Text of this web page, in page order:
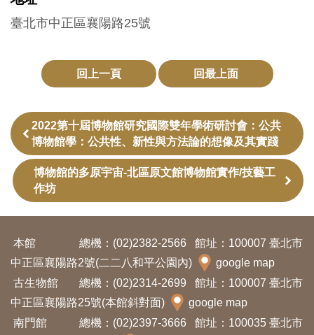
資
資
訊
教
動
出
版
文
臺北市中正區襄陽路25號
回上一頁 回最上面
2022第十屆博物館研究國際雙年學術研討會：公共
博物館學：公共性、新性與方法論的想像及其實踐
博物館的多原宇宙-北區原文館博物館實作/技藝工
作坊
本館 總機：(02)2382-2566
館址：100007 臺北市
中正區襄陽路2號(二二八和平公園內)
google map
古生物館
總機：(02)2314-2699
館址：100007 臺北市
中正區襄陽路25號(本館斜對面)
google map
南門館
總機：(02)2397-3666 館址：100035 臺北市